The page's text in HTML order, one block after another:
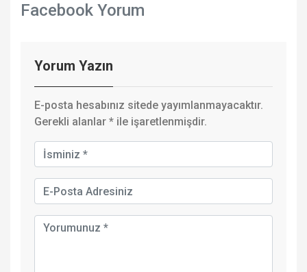
Facebook Yorum
Yorum Yazın
E-posta hesabınız sitede yayımlanmayacaktır.
Gerekli alanlar * ile işaretlenmişdir.